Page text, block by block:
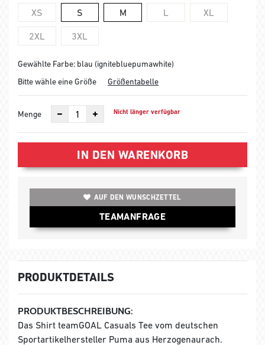
XS S M L XL
2XL 3XL
Gewählte Farbe: blau (ignitebluepumawhite)
Bitte wähle eine Größe
Größentabelle
Menge Nicht länger verfügbar
IN DEN WARENKORB
AUF DEN WUNSCHZETTEL
TEAMANFRAGE
PRODUKTDETAILS
PRODUKTBESCHREIBUNG:
Das Shirt teamGOAL Casuals Tee vom deutschen
Sportartikelhersteller Puma aus Herzogenaurach.